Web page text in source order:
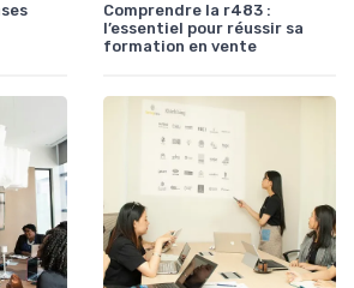
Comprendre la r483 :
l’essentiel pour réussir sa
formation en vente